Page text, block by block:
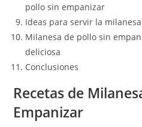
pollo sin empanizar
Ideas para servir la
Milanesa de pollo sin
deliciosa
Conclusiones
Recetas de
Empanizar